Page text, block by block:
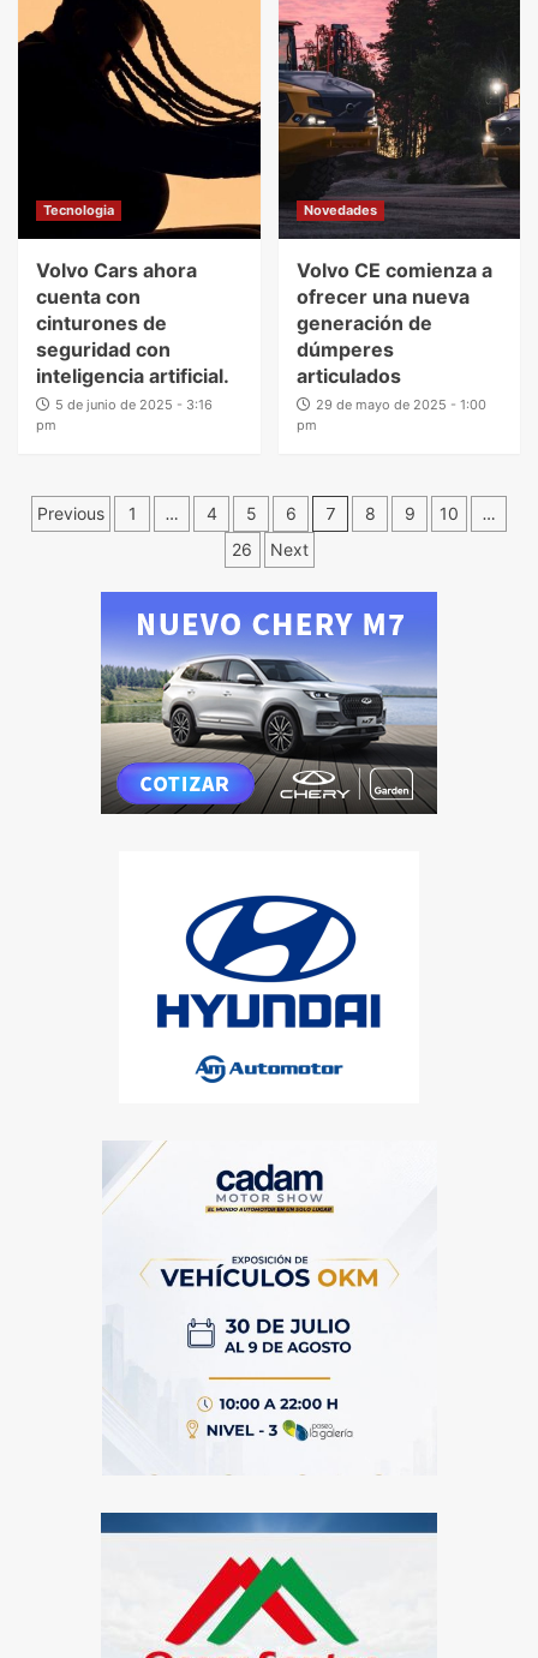
Tecnologia
Volvo Cars ahora
cuenta con
cinturones de
seguridad con
inteligencia artificial.
5 de junio de 2025 - 3:16
pm
Novedades
Volvo CE comienza a
ofrecer una nueva
generación de
dúmperes
articulados
29 de mayo de 2025 - 1:00
pm
Previous 1 … 4 5 6 7 8 9 10
…
26
Next